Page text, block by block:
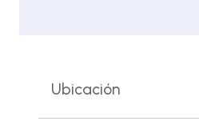
Ubicación